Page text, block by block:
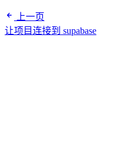
上一页
让项目连接到 supabase